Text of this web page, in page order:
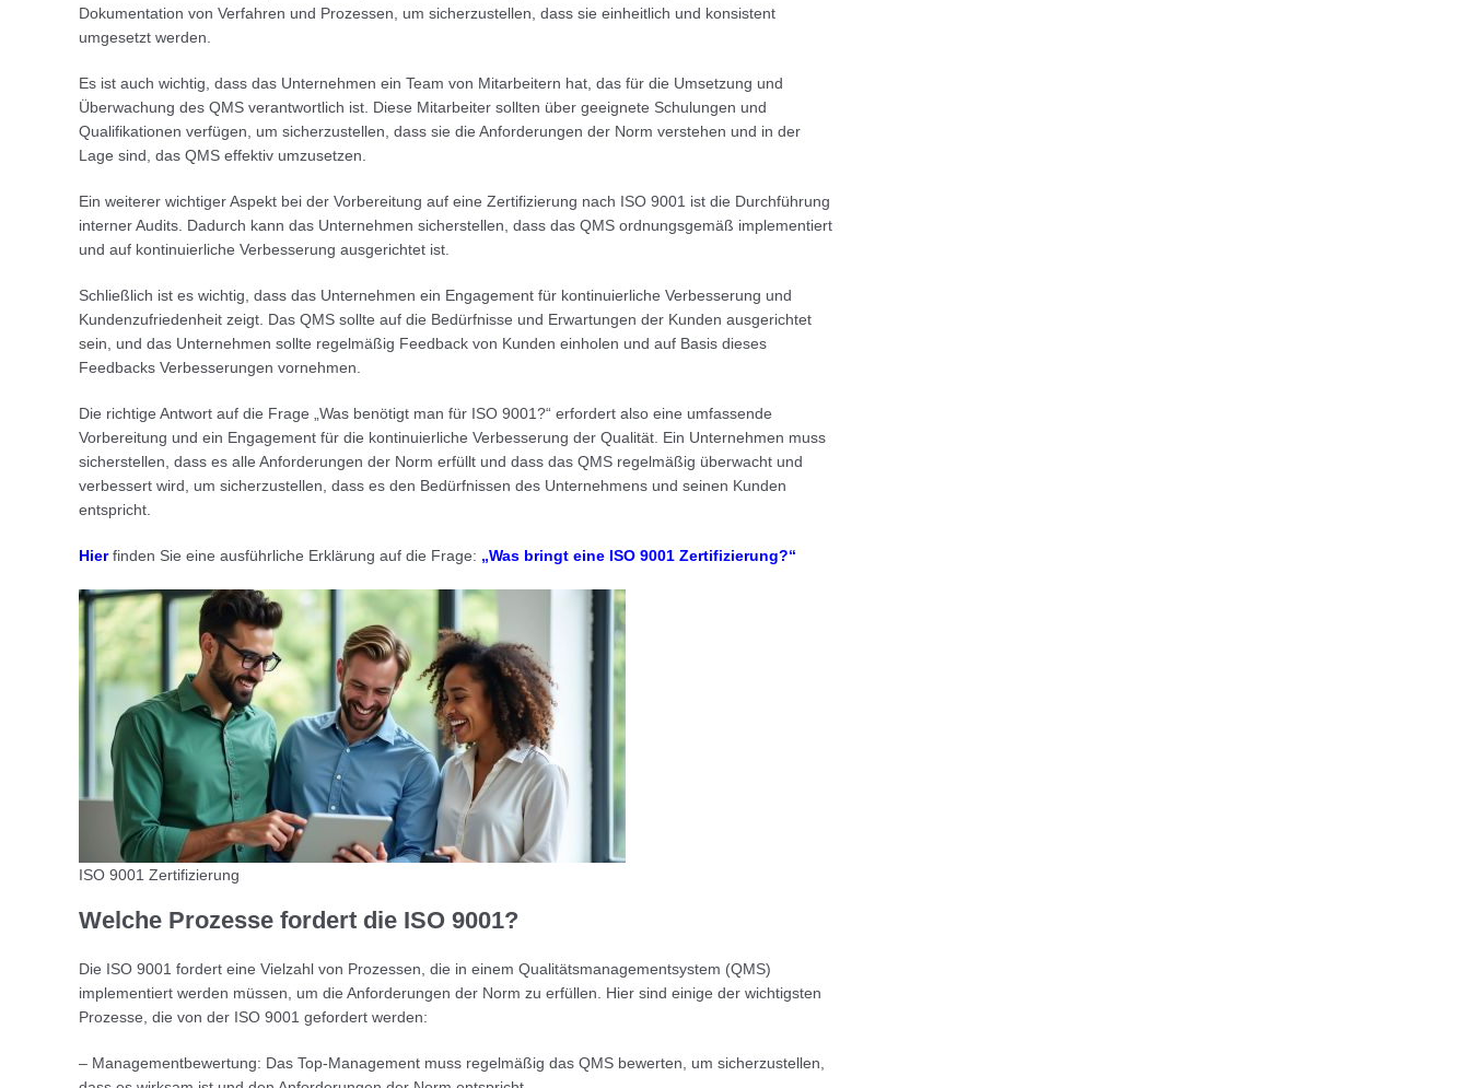
Dokumentation von Verfahren und Prozessen, um sicherzustellen, dass sie einheitlich und konsistent
umgesetzt werden.
Es ist auch wichtig, dass das Unternehmen ein Team von Mitarbeitern hat, das für die Umsetzung und
Überwachung des QMS verantwortlich ist. Diese Mitarbeiter sollten über geeignete Schulungen und
Qualifikationen verfügen, um sicherzustellen, dass sie die Anforderungen der Norm verstehen und in der
Lage sind, das QMS effektiv umzusetzen.
Ein weiterer wichtiger Aspekt bei der Vorbereitung auf eine Zertifizierung nach ISO 9001 ist die Durchführung
interner Audits. Dadurch kann das Unternehmen sicherstellen, dass das QMS ordnungsgemäß implementiert
und auf kontinuierliche Verbesserung ausgerichtet ist.
Schließlich ist es wichtig, dass das Unternehmen ein Engagement für kontinuierliche Verbesserung und
Kundenzufriedenheit zeigt. Das QMS sollte auf die Bedürfnisse und Erwartungen der Kunden ausgerichtet
sein, und das Unternehmen sollte regelmäßig Feedback von Kunden einholen und auf Basis dieses
Feedbacks Verbesserungen vornehmen.
Die richtige Antwort auf die Frage „Was benötigt man für ISO 9001?“ erfordert also eine umfassende
Vorbereitung und ein Engagement für die kontinuierliche Verbesserung der Qualität. Ein Unternehmen muss
sicherstellen, dass es alle Anforderungen der Norm erfüllt und dass das QMS regelmäßig überwacht und
verbessert wird, um sicherzustellen, dass es den Bedürfnissen des Unternehmens und seinen Kunden
entspricht.
Hierfinden Sie eine ausführliche Erklärung auf die Frage: „Was bringt eine ISO 9001 Zertifizierung?“
ISO 9001 Zertifizierung
Welche Prozesse fordert die ISO 9001?
Die ISO 9001 fordert eine Vielzahl von Prozessen, die in einem Qualitätsmanagementsystem (QMS)
implementiert werden müssen, um die Anforderungen der Norm zu erfüllen. Hier sind einige der wichtigsten
Prozesse, die von der ISO 9001 gefordert werden:
– Managementbewertung: Das Top-Management muss regelmäßig das QMS bewerten, um sicherzustellen,